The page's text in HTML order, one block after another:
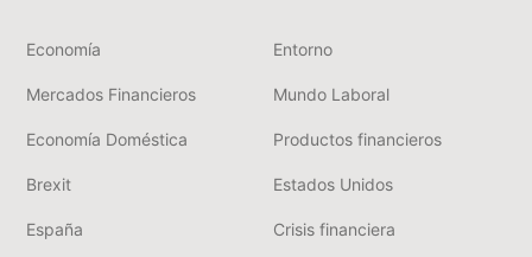
Economía Entorno
Mercados Financieros Mundo Laboral
Economía Doméstica Productos financieros
Brexit Estados Unidos
España Crisis financiera